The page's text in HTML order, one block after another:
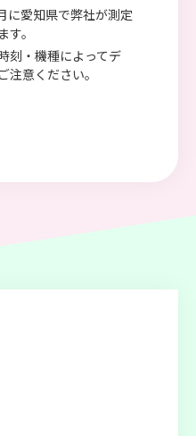
愛知県で弊社が測定
。
刻・機種によってデ
注意ください。